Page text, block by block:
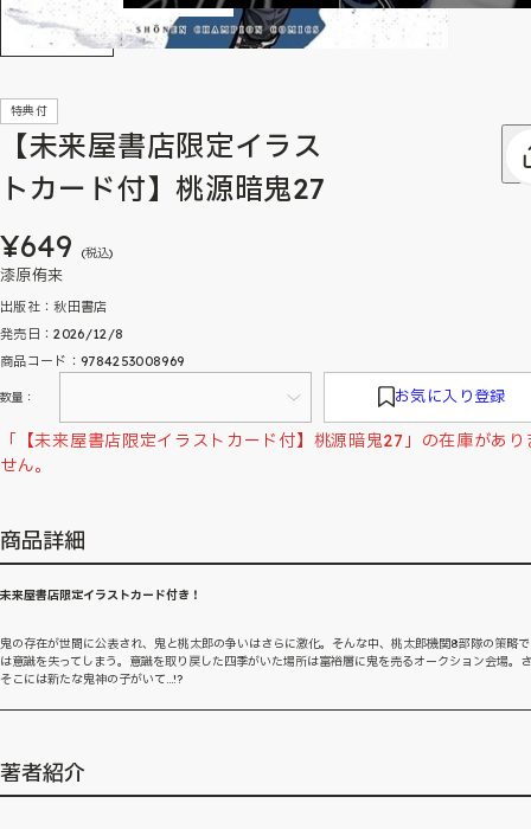
特典付
【未来屋書店限定イラス
トカード付】桃源暗鬼27
¥649 (税込)
漆原侑来
出版社：秋田書店
発売日：2026/12/8
商品コード：9784253008969
数量： お気に入り登録
「【未来屋書店限定イラストカード付】桃源暗鬼27」の在庫があり
せん。
商品詳細
未来屋書店限定イラストカード付き！
鬼の存在が世間に公表され、鬼と桃太郎の争いはさらに激化。そんな中、桃太郎機関8部隊の策略
は意識を失ってしまう。意識を取り戻した四季がいた場所は富裕層に鬼を売るオークション会場。
そこには新たな鬼神の子がいて…!?
著者紹介